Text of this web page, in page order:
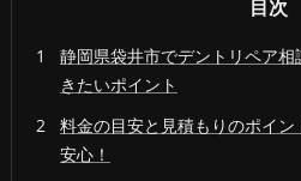
目次
静岡県袋井市でデントリペア
きたいポイント
料金の目安と見積もりのポイ
安心！